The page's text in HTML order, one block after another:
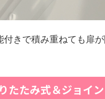
付きで積み重ねても扉
たたみ式＆ジョイ